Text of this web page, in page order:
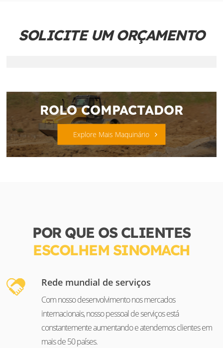
SOLICITE UM ORÇAMENTO
ROLO COMPACTADOR
Explore Mais Maquinário
POR QUE OS CLIENTES
ESCOLHEM SINOMACH
Rede mundial de serviços
Com nosso desenvolvimento nos mercados
internacionais, nosso pessoal de serviços está
constantemente aumentando e atendemos clientes em
mais de 50 países.